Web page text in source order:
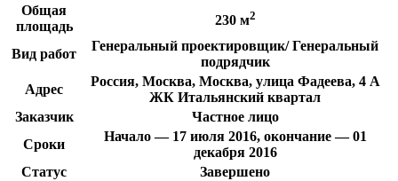
Общая
площадь
230 м2
Вид работ
Генеральный проектировщик/ Генеральный
подрядчик
Адрес
Россия, Москва, Москва, улица Фадеева, 4 А
ЖК Итальянский квартал
Заказчик
Частное лицо
Сроки
Начало — 17 июля 2016, окончание — 01
декабря 2016
Статус
Завершено